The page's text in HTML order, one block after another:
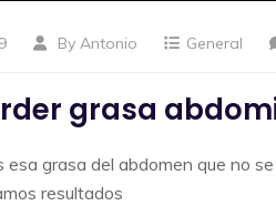
By Antonio General
grasa
esa grasa del abdomen que no
resultados